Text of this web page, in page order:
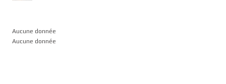
Aucune donnée
Aucune donnée